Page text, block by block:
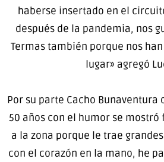
haberse insertado en el
después de la pandemia, nos
Termas también porque nos
lugar» agregó
Por su parte Cacho
50 años con el humor se
a la zona porque le trae
con el corazón en la mano, he